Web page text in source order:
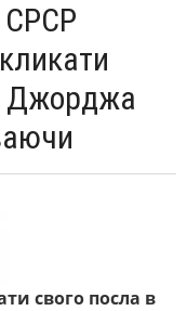
СРСР
Джорджа
свого посла в